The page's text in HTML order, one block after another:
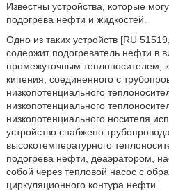
Известны устройства, которые
подогрева нефти и жидкостей.
Одно из таких устройств [RU
содержит подогреватель нефти в
промежуточным теплоносителем,
кипения, соединенного с
низкопотенциального
низкопотенциального
низкопотенциального носителя
устройство снабжено
высокотемпературного
подогрева нефти, деаэратором,
собой через тепловой насос с
циркуляционного контура нефти.